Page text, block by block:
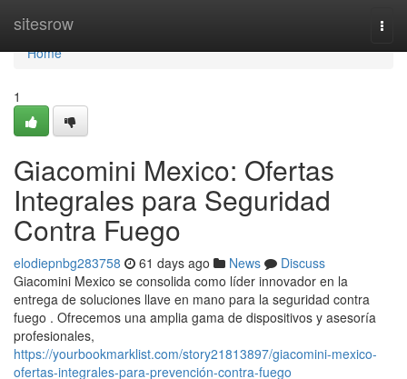
sitesrow
Home
Home
1
Giacomini Mexico: Ofertas
Integrales para Seguridad
Contra Fuego
elodiepnbg283758 61 days ago News
Discuss
Giacomini Mexico se consolida como líder innovador en la
entrega de soluciones llave en mano para la seguridad contra
fuego . Ofrecemos una amplia gama de dispositivos y asesoría
profesionales,
https://yourbookmarklist.com/story21813897/giacomini-mexico-
ofertas-integrales-para-prevención-contra-fuego